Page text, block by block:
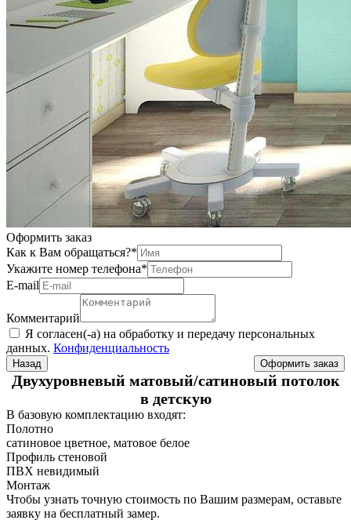
Оформить заказ
Как к Вам обращаться?*
Укажите номер телефона*
Е-mail
Комментарий
Я согласен(-а) на обработку и передачу персональных
данных. Конфиденциальность
Назад
Двухуровневый матовый/сатиновый потолок
в детскую
В базовую комплектацию входят:
Полотно
сатиновое цветное, матовое белое
Профиль стеновой
ПВХ невидимый
Монтаж
Чтобы узнать точную стоимость по Вашим размерам, оставьте
заявку на бесплатный замер.